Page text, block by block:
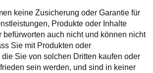
keine Zusicherung oder Garantie für
Produkte oder Inhalte
befürworten auch nicht und können nicht
Sie mit Produkten oder
Sie von solchen Dritten kaufen oder
sein werden, und sind in keiner